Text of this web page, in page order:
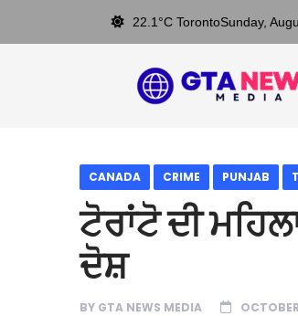
22.1°C TorontoSunday,
CANADA CRIME PUNJAB
ਟੋਰਾਂਟੋ ਦੀ
ਦੋਸ਼
BY GTA NEWS MEDIA